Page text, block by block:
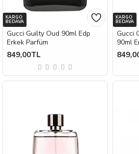
KARGO
BEDAVA
Gucci Guilty Oud 90ml Edp
Erkek Parfüm
849,00TL
KARGO
BEDAVA
Gucci
90ml